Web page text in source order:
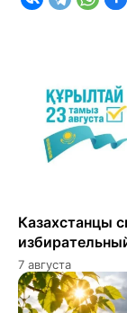
Казахстанцы
7 августа